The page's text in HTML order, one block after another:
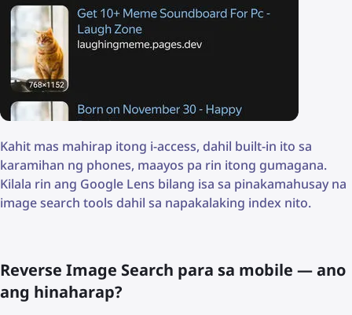
Kahit mas mahirap itong i-access, dahil built-in ito sa
karamihan ng phones, maayos pa rin itong gumagana.
Kilala rin ang Google Lens bilang isa sa pinakamahusay na
image search tools dahil sa napakalaking index nito.
Reverse Image Search para sa mobile — ano
ang hinaharap?